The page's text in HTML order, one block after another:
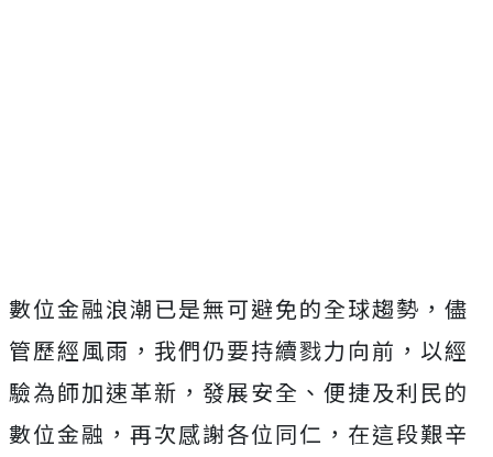
數位金融浪潮已是無可避免的全球趨勢，儘
管歷經風雨，我們仍要持續戮力向前，以經
驗為師加速革新，發展安全、便捷及利民的
數位金融，再次感謝各位同仁，在這段艱辛